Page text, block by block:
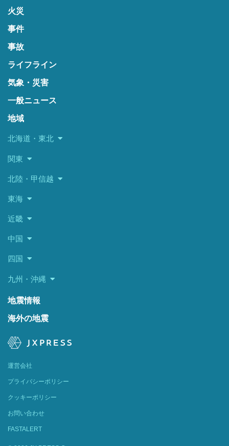
火災
事件
事故
ライフライン
気象・災害
一般ニュース
地域
北海道・東北
関東
北陸・甲信越
東海
近畿
中国
四国
九州・沖縄
地震情報
海外の地震
運営会社
プライバシーポリシー
クッキーポリシー
お問い合わせ
FASTALERT